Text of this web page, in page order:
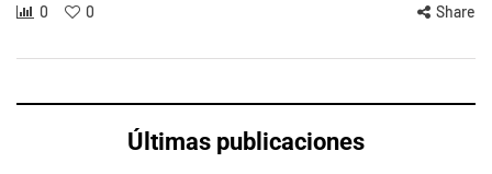
0 0 Share
Últimas publicaciones